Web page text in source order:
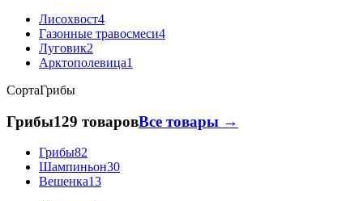
Лисохвост4
Газонные травосмеси4
Луговик2
Арктополевица1
СортаГрибы
Грибы129 товаровВсе товары →
Грибы82
Шампиньон30
Вешенка13